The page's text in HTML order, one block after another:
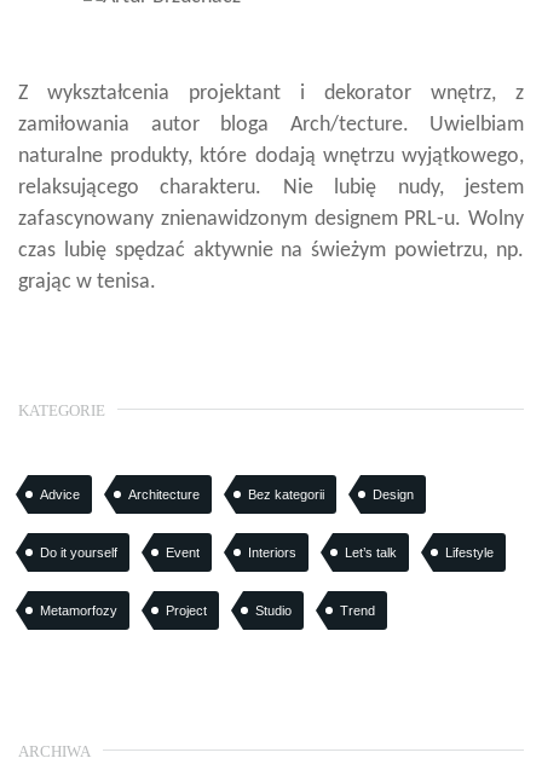
Z wykształcenia projektant i dekorator wnętrz, z
zamiłowania autor bloga Arch/tecture. Uwielbiam
naturalne produkty, które dodają wnętrzu wyjątkowego,
relaksującego charakteru. Nie lubię nudy, jestem
zafascynowany znienawidzonym designem PRL-u. Wolny
czas lubię spędzać aktywnie na świeżym powietrzu, np.
grając w tenisa.
KATEGORIE
Advice Architecture Bez kategorii Design
Do it yourself Event Interiors Let’s talk Lifestyle
Metamorfozy Project Studio Trend
ARCHIWA